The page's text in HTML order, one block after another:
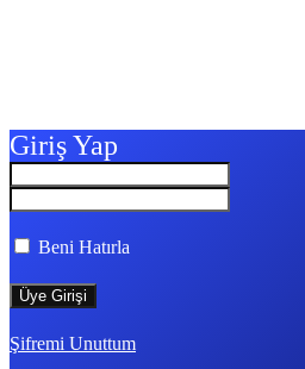
Giriş Yap
Beni Hatırla
Şifremi Unuttum